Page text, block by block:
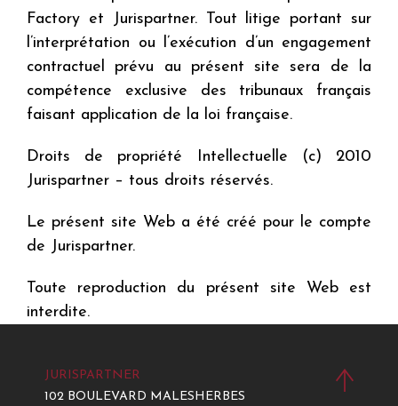
Factory et Jurispartner. Tout litige portant sur
l’interprétation ou l’exécution d’un engagement
contractuel prévu au présent site sera de la
compétence exclusive des tribunaux français
faisant application de la loi française.
Droits de propriété Intellectuelle (c) 2010
Jurispartner – tous droits réservés.
Le présent site Web a été créé pour le compte
de Jurispartner.
Toute reproduction du présent site Web est
interdite.
JURISPARTNER
102 BOULEVARD MALESHERBES